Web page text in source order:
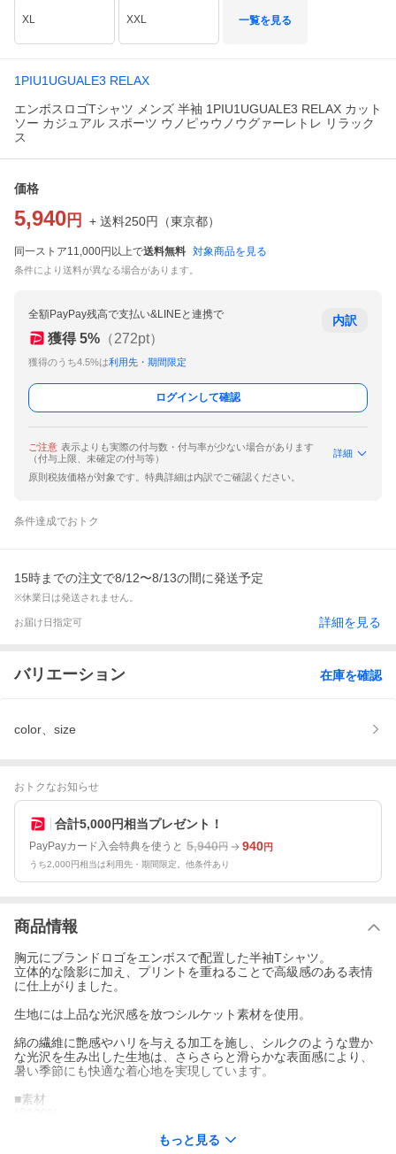
XL XXL 一覧を見る
1PIU1UGUALE3 RELAX
エンボスロゴTシャツ メンズ 半袖 1PIU1UGUALE3 RELAX カット
ソー カジュアル スポーツ ウノピゥウノウグァーレトレ リラック
ス
価格
5,940 円 + 送料250円 （東京都）
同一ストア11,000円以上で送料無料 対象商品を見る
条件により送料が異なる場合があります。
全額PayPay残高で支払い&LINEと連携で
獲得 5% （272pt）
獲得のうち4.5%は利用先・期間限定
内訳
ログインして確認
ご注意 表示よりも実際の付与数・付与率が少ない場合があります
（付与上限、未確定の付与等）
詳細
原則税抜価格が対象です。特典詳細は内訳でご確認ください。
条件達成でおトク
15時までの注文で8/12〜8/13の間に発送予定
※休業日は発送されません。
お届け日指定可 詳細を見る
バリエーション 在庫を確認
color、size
おトクなお知らせ
合計5,000円相当プレゼント！
PayPayカード入会特典を使うと 5,940円 940円
うち2,000円相当は利用先・期間限定。他条件あり
商品情報
胸元にブランドロゴをエンボスで配置した半袖Tシャツ。
立体的な陰影に加え、プリントを重ねることで高級感のある表情
に仕上がりました。
生地には上品な光沢感を放つシルケット素材を使用。
綿の繊維に艶感やハリを与える加工を施し、シルクのような豊か
な光沢を生み出した生地は、さらさらと滑らかな表面感により、
暑い季節にも快適な着心地を実現しています。
■素材
もっと見る